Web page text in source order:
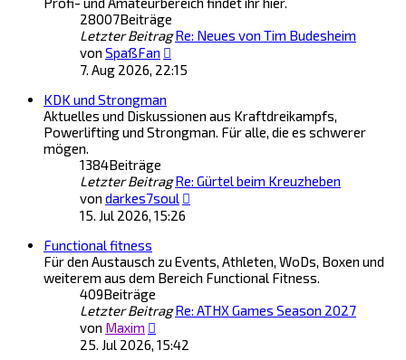
28007Beiträge
Letzter Beitrag Re: Neues von Tim Budesheim
von SpaßFan
Beitrag
7. Aug 2026, 22:15
KDK und Strongman
Aktuelles und Diskussionen aus Kraftdreikampfs,
Powerlifting und Strongman. Für alle, die es schwerer
mögen.
1384Beiträge
Letzter Beitrag Re: Gürtel beim Kreuzheben
von darkes7soul
15. Jul 2026, 15:26
Functional fitness
Für den Austausch zu Events, Athleten, WoDs, Boxen und
weiterem aus dem Bereich Functional Fitness.
409Beiträge
Letzter Beitrag Re: ATHX Games Season 2027
von Maxim
Beitrag
25. Jul 2026, 15:42